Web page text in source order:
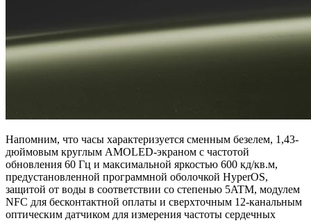
Напомним, что часы характеризуется сменным безелем, 1,43-
дюймовым круглым AMOLED-экраном с частотой
обновления 60 Гц и максимальной яркостью 600 кд/кв.м,
предустановленной программной оболочкой HyperOS,
защитой от воды в соответствии со степенью 5ATM, модулем
NFC для бесконтактной оплаты и сверхточным 12-канальным
оптическим датчиком для измерения частоты сердечных